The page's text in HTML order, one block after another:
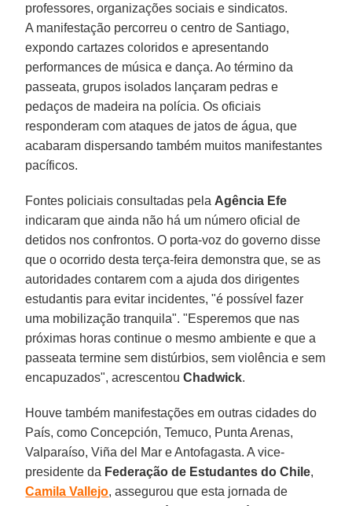
professores, organizações sociais e sindicatos.
A manifestação percorreu o centro de Santiago,
expondo cartazes coloridos e apresentando
performances de música e dança. Ao término da
passeata, grupos isolados lançaram pedras e
pedaços de madeira na polícia. Os oficiais
responderam com ataques de jatos de água, que
acabaram dispersando também muitos manifestantes
pacíficos.
Fontes policiais consultadas pela Agência Efe
indicaram que ainda não há um número oficial de
detidos nos confrontos. O porta-voz do governo disse
que o ocorrido desta terça-feira demonstra que, se as
autoridades contarem com a ajuda dos dirigentes
estudantis para evitar incidentes, "é possível fazer
uma mobilização tranquila". "Esperemos que nas
próximas horas continue o mesmo ambiente e que a
passeata termine sem distúrbios, sem violência e sem
encapuzados", acrescentouChadwick.
Houve também manifestações em outras cidades do
País, como Concepción, Temuco, Punta Arenas,
Valparaíso, Viña del Mar e Antofagasta. A vice-
presidente da Federação de Estudantes do Chile,
Camila Vallejo, assegurou que esta jornada de